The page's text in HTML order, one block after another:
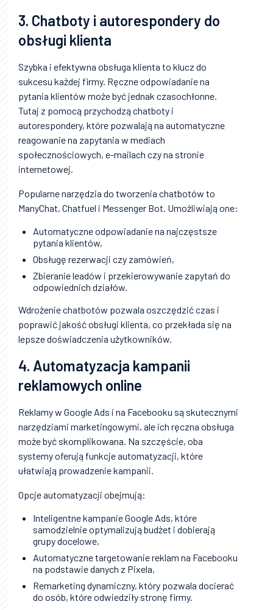
3. Chatboty i autorespondery do
obsługi klienta
Szybka i efektywna obsługa klienta to klucz do
sukcesu każdej firmy. Ręczne odpowiadanie na
pytania klientów może być jednak czasochłonne.
Tutaj z pomocą przychodzą chatboty i
autorespondery, które pozwalają na automatyczne
reagowanie na zapytania w mediach
społecznościowych, e-mailach czy na stronie
internetowej.
Popularne narzędzia do tworzenia chatbotów to
ManyChat, Chatfuel i Messenger Bot. Umożliwiają one:
Automatyczne odpowiadanie na najczęstsze
pytania klientów,
Obsługę rezerwacji czy zamówień,
Zbieranie leadów i przekierowywanie zapytań do
odpowiednich działów.
Wdrożenie chatbotów pozwala oszczędzić czas i
poprawić jakość obsługi klienta, co przekłada się na
lepsze doświadczenia użytkowników.
4. Automatyzacja kampanii
reklamowych online
Reklamy w Google Ads i na Facebooku są skutecznymi
narzędziami marketingowymi, ale ich ręczna obsługa
może być skomplikowana. Na szczęście, oba
systemy oferują funkcje automatyzacji, które
ułatwiają prowadzenie kampanii.
Opcje automatyzacji obejmują:
Inteligentne kampanie Google Ads, które
samodzielnie optymalizują budżet i dobierają
grupy docelowe,
Automatyczne targetowanie reklam na Facebooku
na podstawie danych z Pixela,
Remarketing dynamiczny, który pozwala docierać
do osób, które odwiedziły stronę firmy.